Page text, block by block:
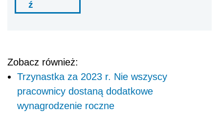
ź
Zobacz również:
Trzynastka za 2023 r. Nie wszyscy
pracownicy dostaną dodatkowe
wynagrodzenie roczne